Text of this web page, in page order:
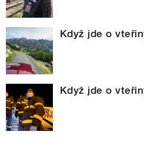
Když jde o
Když jde o